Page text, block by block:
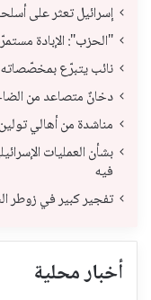
إسرائيل تعثر على
"الحزب": الإبادة
نائب يتبرّع بمخصّصاته
دخانٌ متصاعد من
مناشدة من أهالي
بشأن العمليات
فيه
تفجير كبير في زوطر
أخبار محلية